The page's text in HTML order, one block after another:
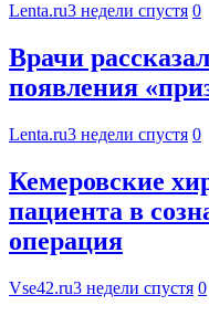
Lenta.ru3 недели спустя 0
Врачи
появления
Lenta.ru3 недели спустя 0
Кемеровские
пациента в
операция
Vse42.ru3 недели спустя 0